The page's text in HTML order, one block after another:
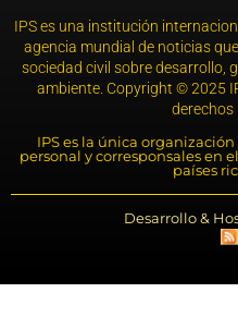
IPS es una institución
agencia mundial de noticias
sociedad civil sobre desarrollo,
ambiente. Copyright © 2025
derechos
IPS es la única
personal y corresponsales en
países
Desarrollo &